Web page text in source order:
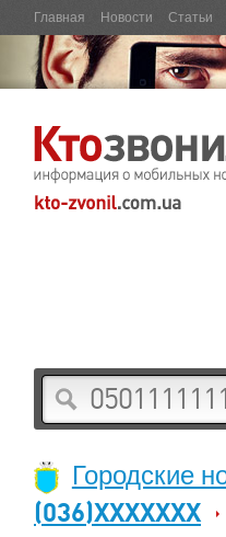
Главная Новости Статьи
Городские
(036)XXXXXXX